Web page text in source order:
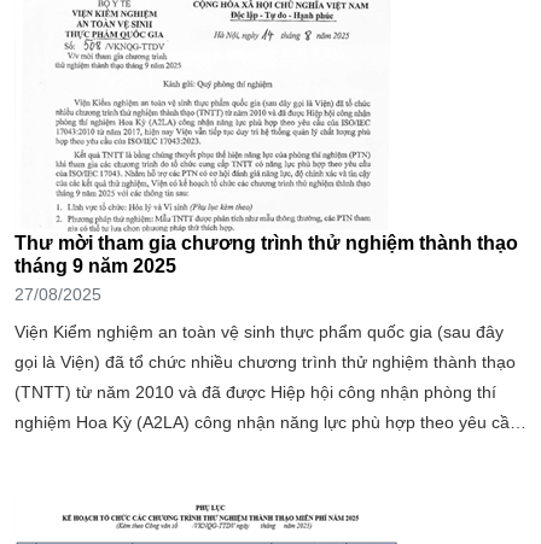
Thư mời tham gia chương trình thử nghiệm thành thạo
tháng 9 năm 2025
27/08/2025
Viện Kiểm nghiệm an toàn vệ sinh thực phẩm quốc gia (sau đây
gọi là Viện) đã tổ chức nhiều chương trình thử nghiệm thành thạo
(TNTT) từ năm 2010 và đã được Hiệp hội công nhận phòng thí
nghiệm Hoa Kỳ (A2LA) công nhận năng lực phù hợp theo yêu cầu